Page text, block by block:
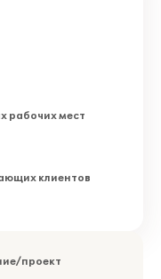
рабочих мест
клиентов
проект